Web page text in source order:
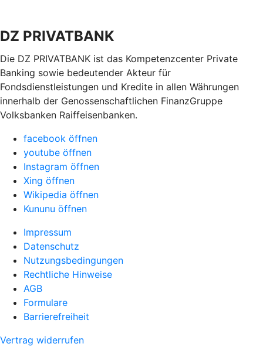
DZ PRIVATBANK
Die DZ PRIVATBANK ist das Kompetenzcenter Private
Banking sowie bedeutender Akteur für
Fondsdienstleistungen und Kredite in allen Währungen
innerhalb der Genossenschaftlichen FinanzGruppe
Volksbanken Raiffeisenbanken.
facebook öffnen
youtube öffnen
Instagram öffnen
Xing öffnen
Wikipedia öffnen
Kununu öffnen
Impressum
Datenschutz
Nutzungsbedingungen
Rechtliche Hinweise
AGB
Formulare
Barrierefreiheit
Vertrag widerrufen